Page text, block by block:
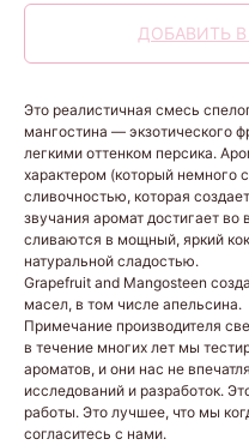
ДОБАВИТЬ
Это реалистичная смесь
мангостина — экзотического
легкими оттенком персика.
характером (который немного
сливочностью, которая
звучания аромат достигает во
сливаются в мощный, яркий
натуральной сладостью.
Grapefruit and Mangosteen
масел, в том числе апельсина.
Примечание производителя
в течение многих лет мы
ароматов, и они нас не
исследований и разработок.
работы. Это лучшее, что мы
согласитесь с нами.